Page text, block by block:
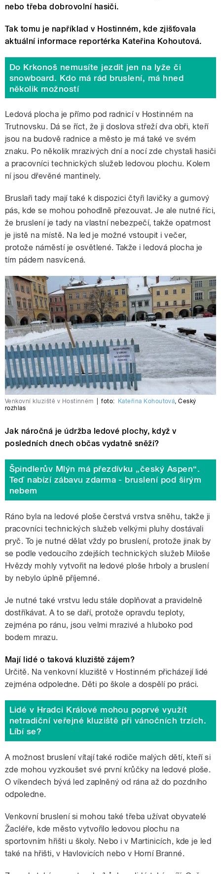
nebo třeba dobrovolní hasiči.
Tak tomu je například v Hostinném, kde zjišťovala
aktuální informace reportérka Kateřina Kohoutová.
Do Krkonoš nemusíte jezdit jen na lyže či
snowboard. Kdo má rád bruslení, má hned
několik možností
Ledová plocha je přímo pod radnicí v Hostinném na
Trutnovsku. Dá se říct, že ji doslova střeží dva obři, kteří
jsou na budově radnice a město je má také ve svém
znaku. Po několik mrazivých dní a nocí zde chystali hasiči
a pracovníci technických služeb ledovou plochu. Kolem
ní jsou dřevěné mantinely.
Bruslaři tady mají také k dispozici čtyři lavičky a gumový
pás, kde se mohou pohodlně přezouvat. Je ale nutné říci,
že bruslení je tady na vlastní nebezpečí, takže opatrnost
je jistě na místě. Na led je možné vstoupit i večer,
protože náměstí je osvětlené. Takže i ledová plocha je
tím pádem nasvícená.
Venkovní kluziště v Hostinném foto: Kateřina Kohoutová,Český
rozhlas
Jak náročná je údržba ledové plochy, když v
posledních dnech občas vydatně sněží?
Špindlerův Mlýn má přezdívku „český Aspen“.
Teď nabízí zábavu zdarma - bruslení pod širým
nebem
Ráno byla na ledové ploše čerstvá vrstva sněhu, takže ji
pracovníci technických služeb velkými pluhy dostávali
pryč. To je nutné dělat vždy po bruslení, protože jinak by
se podle vedoucího zdejších technických služeb Miloše
Hvězdy mohly vytvořit na ledové ploše hrboly a bruslení
by nebylo úplně příjemné.
Je nutné také vrstvu ledu stále doplňovat a pravidelně
dostříkávat. A to se daří, protože opravdu teploty,
zejména po ránu, jsou velmi mrazivé a hluboko pod
bodem mrazu.
Mají lidé o taková kluziště zájem?
Určitě. Na venkovní kluziště v Hostinném přicházejí lidé
zejména odpoledne. Děti po škole a dospělí po práci.
Lidé v Hradci Králové mohou poprvé využít
netradiční veřejné kluziště při vánočních trzích.
Líbí se?
A možnost bruslení vítají také rodiče malých dětí, kteří si
zde mohou vyzkoušet své první krůčky na ledové ploše.
O víkendech bývá led zaplněný od rána až do pozdního
odpoledne.
Venkovní bruslení si mohou také třeba užívat obyvatelé
Žacléře, kde město vytvořilo ledovou plochu na
sportovním hřišti u školy. Nebo i v Martinicích, kde je led
také na hřišti, v Havlovicích nebo v Horní Branné.